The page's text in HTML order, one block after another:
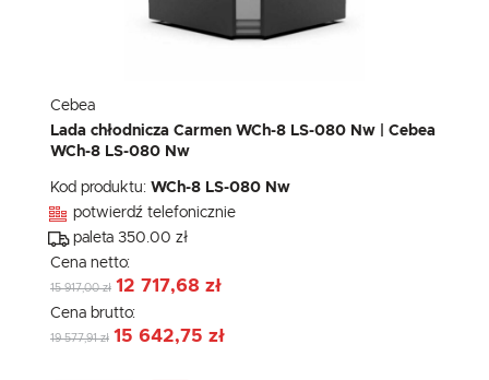
Cebea
Lada chłodnicza Carmen WCh-8 LS-080 Nw | Cebea
WCh-8 LS-080 Nw
Kod produktu: WCh-8 LS-080 Nw
potwierdź telefonicznie
paleta 350.00 zł
Cena netto:
15 917,00 zł 12 717,68 zł
Cena brutto:
19 577,91 zł 15 642,75 zł